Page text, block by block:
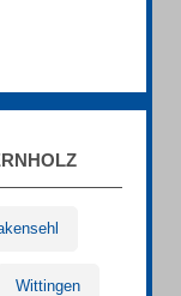
Wittingen